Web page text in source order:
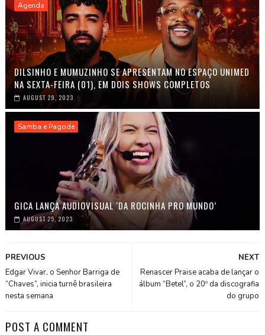
Agenda
DILSINHO E MUMUZINHO SE APRESENTAM NO ESPAÇO UNIMED
NA SEXTA-FEIRA (01), EM DOIS SHOWS COMPLETOS
AUGUST 29, 2023
Samba e Pagode
GICA LANÇA AUDIOVISUAL ‘DA ROCINHA PRO MUNDO’
AUGUST 25, 2023
NEXT
Renascer Praise acaba de lançar o
álbum “Betel”, o 20º da discografia
do grupo
PREVIOUS
Edgar Vivar, o Senhor Barriga de
“Chaves”, inicia turnê brasileira
nesta semana
POST A COMMENT